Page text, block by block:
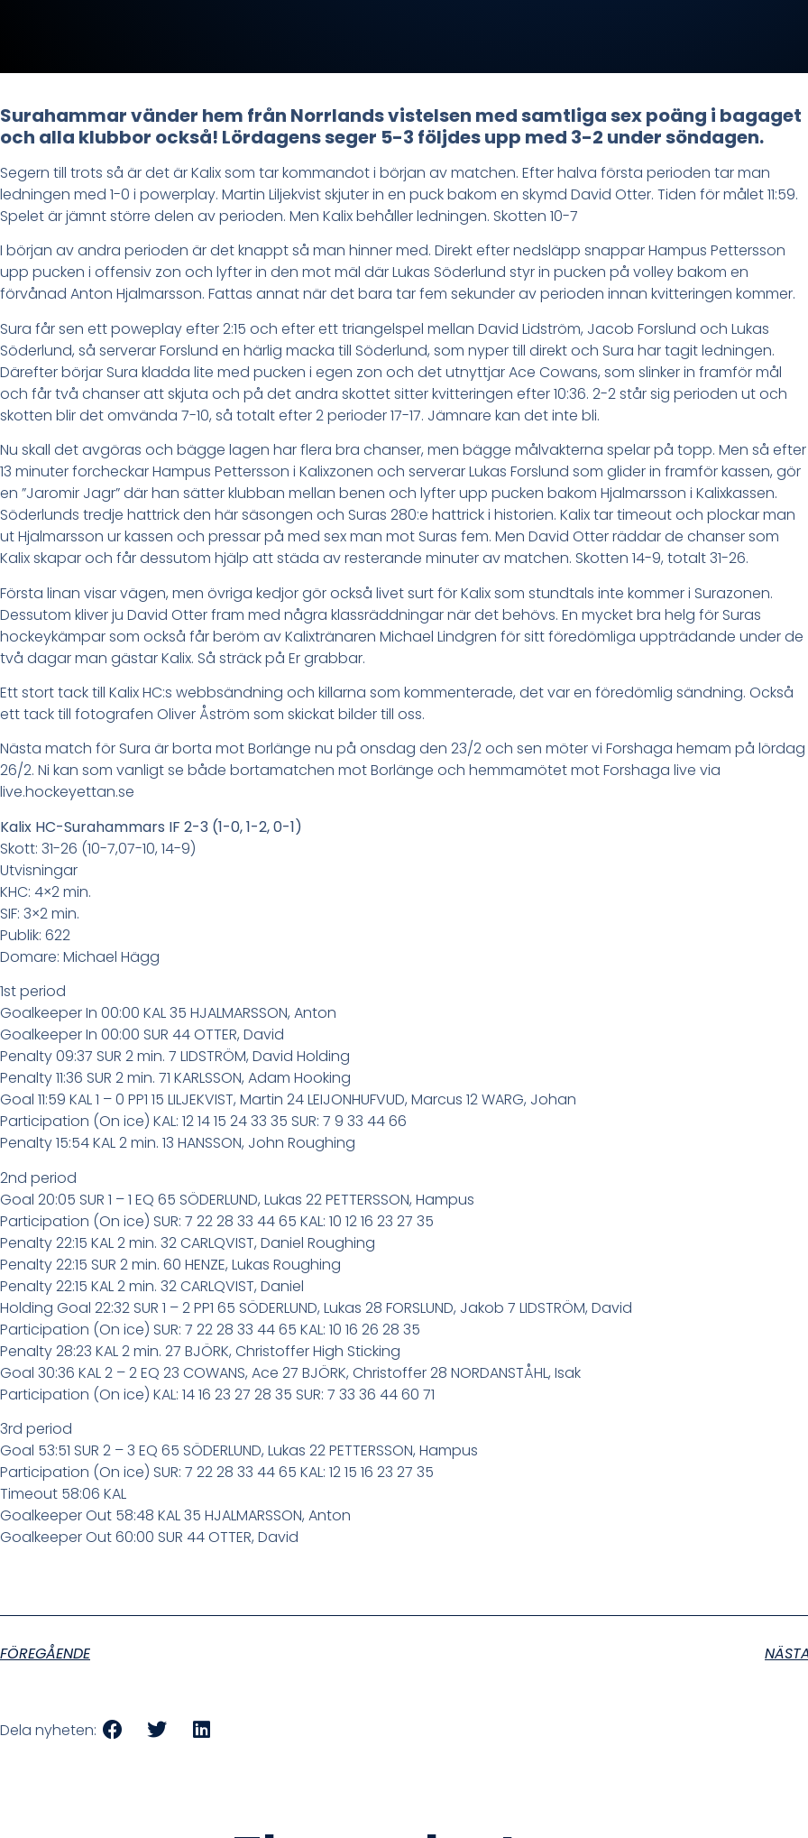
Surahammar vänder hem från Norrlands vistelsen med samtliga sex poäng i bagaget
och alla klubbor också! Lördagens seger 5-3 följdes upp med 3-2 under söndagen.
Segern till trots så är det är Kalix som tar kommandot i början av matchen. Efter halva första perioden tar man
ledningen med 1-0 i powerplay. Martin Liljekvist skjuter in en puck bakom en skymd David Otter. Tiden för målet 11:59.
Spelet är jämnt större delen av perioden. Men Kalix behåller ledningen. Skotten 10-7
I början av andra perioden är det knappt så man hinner med. Direkt efter nedsläpp snappar Hampus Pettersson
upp pucken i offensiv zon och lyfter in den mot mäl där Lukas Söderlund styr in pucken på volley bakom en
förvånad Anton Hjalmarsson. Fattas annat när det bara tar fem sekunder av perioden innan kvitteringen kommer.
Sura får sen ett poweplay efter 2:15 och efter ett triangelspel mellan David Lidström, Jacob Forslund och Lukas
Söderlund, så serverar Forslund en härlig macka till Söderlund, som nyper till direkt och Sura har tagit ledningen.
Därefter börjar Sura kladda lite med pucken i egen zon och det utnyttjar Ace Cowans, som slinker in framför mål
och får två chanser att skjuta och på det andra skottet sitter kvitteringen efter 10:36. 2-2 står sig perioden ut och
skotten blir det omvända 7-10, så totalt efter 2 perioder 17-17. Jämnare kan det inte bli.
Nu skall det avgöras och bägge lagen har flera bra chanser, men bägge målvakterna spelar på topp. Men så efter
13 minuter forcheckar Hampus Pettersson i Kalixzonen och serverar Lukas Forslund som glider in framför kassen, gör
en ”Jaromir Jagr” där han sätter klubban mellan benen och lyfter upp pucken bakom Hjalmarsson i Kalixkassen.
Söderlunds tredje hattrick den här säsongen och Suras 280:e hattrick i historien. Kalix tar timeout och plockar man
ut Hjalmarsson ur kassen och pressar på med sex man mot Suras fem. Men David Otter räddar de chanser som
Kalix skapar och får dessutom hjälp att städa av resterande minuter av matchen. Skotten 14-9, totalt 31-26.
Första linan visar vägen, men övriga kedjor gör också livet surt för Kalix som stundtals inte kommer i Surazonen.
Dessutom kliver ju David Otter fram med några klassräddningar när det behövs. En mycket bra helg för Suras
hockeykämpar som också får beröm av Kalixtränaren Michael Lindgren för sitt föredömliga uppträdande under de
två dagar man gästar Kalix. Så sträck på Er grabbar.
Ett stort tack till Kalix HC:s webbsändning och killarna som kommenterade, det var en föredömlig sändning. Också
ett tack till fotografen Oliver Åström som skickat bilder till oss.
Nästa match för Sura är borta mot Borlänge nu på onsdag den 23/2 och sen möter vi Forshaga hemam på lördag
26/2. Ni kan som vanligt se både bortamatchen mot Borlänge och hemmamötet mot Forshaga live via
live.hockeyettan.se
Kalix HC-Surahammars IF 2-3 (1-0, 1-2, 0-1)
Skott: 31-26 (10-7,07-10, 14-9)
Utvisningar
KHC: 4×2 min.
SIF: 3×2 min.
Publik: 622
Domare: Michael Hägg
1st period
Goalkeeper In 00:00 KAL 35 HJALMARSSON, Anton
Goalkeeper In 00:00 SUR 44 OTTER, David
Penalty 09:37 SUR 2 min. 7 LIDSTRÖM, David Holding
Penalty 11:36 SUR 2 min. 71 KARLSSON, Adam Hooking
Goal 11:59 KAL 1 – 0 PP1 15 LILJEKVIST, Martin 24 LEIJONHUFVUD, Marcus 12 WARG, Johan
Participation (On ice) KAL: 12 14 15 24 33 35 SUR: 7 9 33 44 66
Penalty 15:54 KAL 2 min. 13 HANSSON, John Roughing
2nd period
Goal 20:05 SUR 1 – 1 EQ 65 SÖDERLUND, Lukas 22 PETTERSSON, Hampus
Participation (On ice) SUR: 7 22 28 33 44 65 KAL: 10 12 16 23 27 35
Penalty 22:15 KAL 2 min. 32 CARLQVIST, Daniel Roughing
Penalty 22:15 SUR 2 min. 60 HENZE, Lukas Roughing
Penalty 22:15 KAL 2 min. 32 CARLQVIST, Daniel
Holding Goal 22:32 SUR 1 – 2 PP1 65 SÖDERLUND, Lukas 28 FORSLUND, Jakob 7 LIDSTRÖM, David
Participation (On ice) SUR: 7 22 28 33 44 65 KAL: 10 16 26 28 35
Penalty 28:23 KAL 2 min. 27 BJÖRK, Christoffer High Sticking
Goal 30:36 KAL 2 – 2 EQ 23 COWANS, Ace 27 BJÖRK, Christoffer 28 NORDANSTÅHL, Isak
Participation (On ice) KAL: 14 16 23 27 28 35 SUR: 7 33 36 44 60 71
3rd period
Goal 53:51 SUR 2 – 3 EQ 65 SÖDERLUND, Lukas 22 PETTERSSON, Hampus
Participation (On ice) SUR: 7 22 28 33 44 65 KAL: 12 15 16 23 27 35
Timeout 58:06 KAL
Goalkeeper Out 58:48 KAL 35 HJALMARSSON, Anton
Goalkeeper Out 60:00 SUR 44 OTTER, David
FÖREGÅENDE
Dela nyheten: